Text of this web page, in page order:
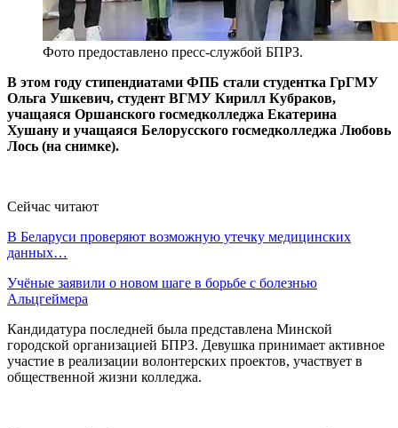
Фото предоставлено пресс-службой БПРЗ.
В этом году стипендиатами ФПБ стали студентка ГрГМУ
Ольга Ушкевич, студент ВГМУ Кирилл Кубраков,
учащаяся Оршанского госмедколледжа Екатерина
Хушану и учащаяся Белорусского госмедколледжа Любовь
Лось (на снимке).
Сейчас читают
В Беларуси проверяют возможную утечку медицинских
данных…
Учёные заявили о новом шаге в борьбе с болезнью
Альцгеймера
Кандидатура последней была представлена Минской
городской организацией БПРЗ. Девушка принимает активное
участие в реализации волонтерских проектов, участвует в
общественной жизни колледжа.